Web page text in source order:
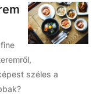
széles a